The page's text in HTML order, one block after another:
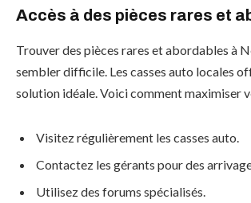
Accès à des pièces rares et
Trouver des pièces rares et abordables à
sembler difficile. Les casses auto locales
solution idéale. Voici comment maximiser
Visitez régulièrement les casses auto.
Contactez les gérants pour des
Utilisez des forums spécialisés.